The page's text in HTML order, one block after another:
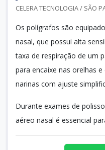
CELERA TECNOLOGIA / SÃO
Os polígrafos são
nasal, que possui alta
taxa de respiração de um
para encaixe nas orelhas
narinas com ajuste
Durante exames de
aéreo nasal é essencial